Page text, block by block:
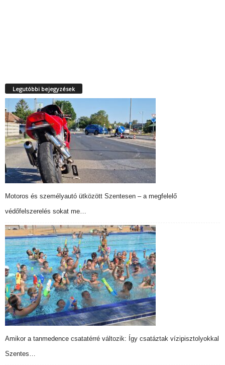
Legutóbbi bejegyzések
Motoros és személyautó ütközött Szentesen – a megfelelő
védőfelszerelés sokat me…
Amikor a tanmedence csatatérré változik: Így csatáztak vízipisztolyokkal
Szentes…